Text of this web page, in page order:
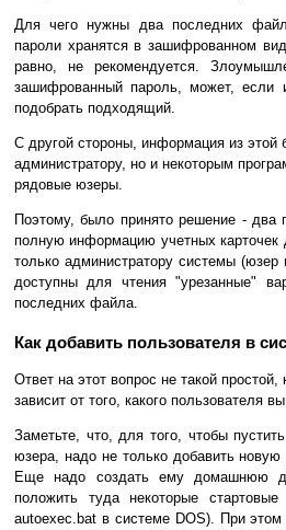
Для чего нужны два последних
пароли хранятся в зашифрованном
равно, не рекомендуется.
зашифрованный пароль, может, если
подобрать подходящий.
С другой стороны, информация из этой
администратору, но и некоторым
рядовые юзеры.
Поэтому, было принято решение -
полную информацию учетных карточек
только администратору системы
доступны для чтения "урезанные"
последних файла.
Как добавить пользователя в
Ответ на этот вопрос не такой
зависит от того, какого пользователя
Заметьте, что, для того, чтобы
юзера, надо не только добавить новую
Еще надо создать ему домашнюю
положить туда некоторые
autoexec.bat в системе DOS). При этом